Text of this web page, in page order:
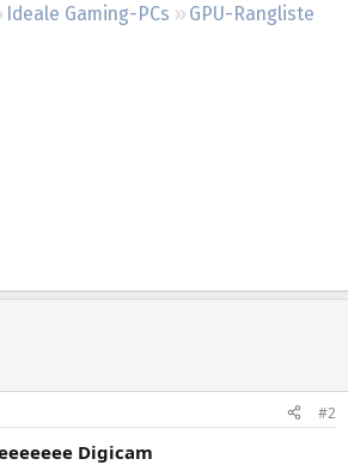
Ideale Gaming-PCs
GPU-Rangliste
#2
Digicam